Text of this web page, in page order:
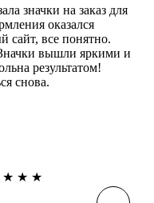
значки на заказ для
оказался
сайт, все понятно.
вышли яркими и
результатом!
снова.
★ ★ ★